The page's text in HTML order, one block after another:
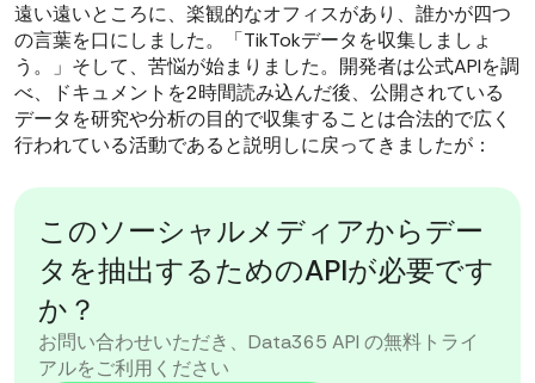
遠い遠いところに、楽観的なオフィスがあり、誰かが四つ
の言葉を口にしました。「TikTokデータを収集しましょ
う。」そして、苦悩が始まりました。開発者は公式APIを調
べ、ドキュメントを2時間読み込んだ後、公開されている
データを研究や分析の目的で収集することは合法的で広く
行われている活動であると説明しに戻ってきましたが：
このソーシャルメディアからデー
タを抽出するためのAPIが必要です
か？
お問い合わせいただき、Data365 API の無料トライ
アルをご利用ください